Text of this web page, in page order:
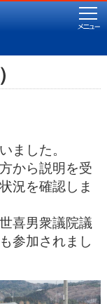
ました。
から説明を受
況を確認しま
喜男衆議院議
参加されまし